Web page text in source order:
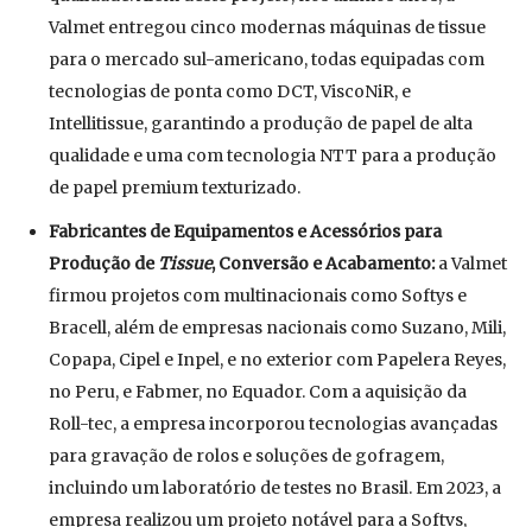
Valmet entregou cinco modernas máquinas de tissue
para o mercado sul-americano, todas equipadas com
tecnologias de ponta como DCT, ViscoNiR, e
Intellitissue, garantindo a produção de papel de alta
qualidade e uma com tecnologia NTT para a produção
de papel premium texturizado.
Fabricantes de Equipamentos e Acessórios para
Produção de Tissue, Conversão e Acabamento:a Valmet
firmou projetos com multinacionais como Softys e
Bracell, além de empresas nacionais como Suzano, Mili,
Copapa, Cipel e Inpel, e no exterior com Papelera Reyes,
no Peru, e Fabmer, no Equador. Com a aquisição da
Roll-tec, a empresa incorporou tecnologias avançadas
para gravação de rolos e soluções de gofragem,
incluindo um laboratório de testes no Brasil. Em 2023, a
empresa realizou um projeto notável para a Softvs,